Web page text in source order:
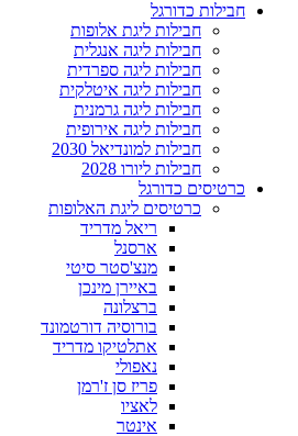
חבילות כדורגל
חבילות ליגת אלופות
חבילות ליגה אנגלית
חבילות ליגה ספרדית
חבילות ליגה איטלקית
חבילות ליגה גרמנית
חבילות ליגה אירופית
חבילות למונדיאל 2030
חבילות ליורו 2028
כרטיסים כדורגל
כרטיסים ליגת האלופות
ריאל מדריד
ארסנל
מנצ'סטר סיטי
באיירן מינכן
ברצלונה
בורוסיה דורטמונד
אתלטיקו מדריד
נאפולי
פריז סן ז'רמן
לאציו
אינטר